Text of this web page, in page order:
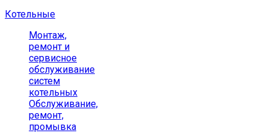
Котельные
Монтаж,
ремонт и
сервисное
обслуживание
систем
котельных
Обслуживание,
ремонт,
промывка